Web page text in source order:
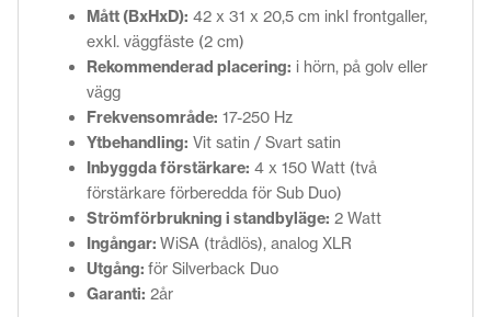
Mått (BxHxD): 42 x 31 x 20,5 cm inkl frontgaller,
exkl. väggfäste (2 cm)
Rekommenderad placering: i hörn, på golv eller
vägg
Frekvensområde: 17-250 Hz
Ytbehandling: Vit satin / Svart satin
Inbyggda förstärkare: 4 x 150 Watt (två
förstärkare förberedda för Sub Duo)
Strömförbrukning i standbyläge: 2 Watt
Ingångar: WiSA (trådlös), analog XLR
Utgång: för Silverback Duo
Garanti: 2år